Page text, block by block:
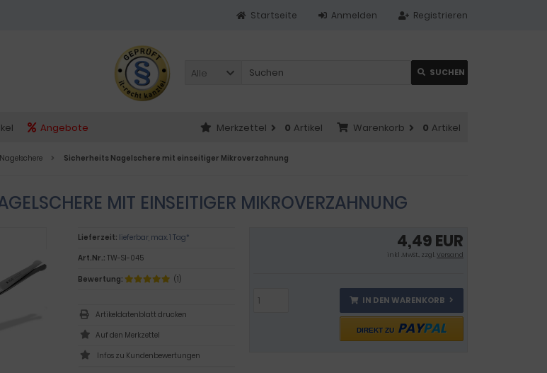
Registrieren
Anmelden
Startseite
Alle SUCHEN
Angebote Warenkorb 0 Artikel
Merkzettel 0 Artikel
Nagelschere Sicherheits Nagelschere mit einseitiger Mikroverzahnung
MIT EINSEITIGER MIKROVERZAHNUNG
4,49 EUR
inkl .MwSt., zzgl.Versand
IN DEN WARENKORB
DIREKT ZU PAYPAL
Lieferzeit: lieferbar, max. 1 Tag*
Art.Nr.: TW-SI-045
Bewertung:
(1)
Artikeldatenblatt drucken
Infos zu Kundenbewertungen